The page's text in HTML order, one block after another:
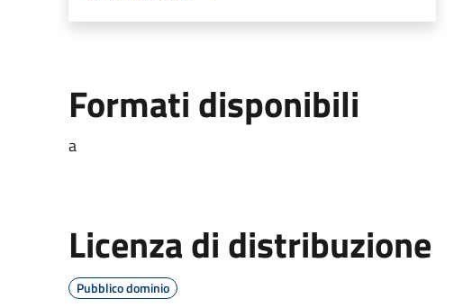
Formati disponibili
a
Licenza di distribuzione
Pubblico dominio